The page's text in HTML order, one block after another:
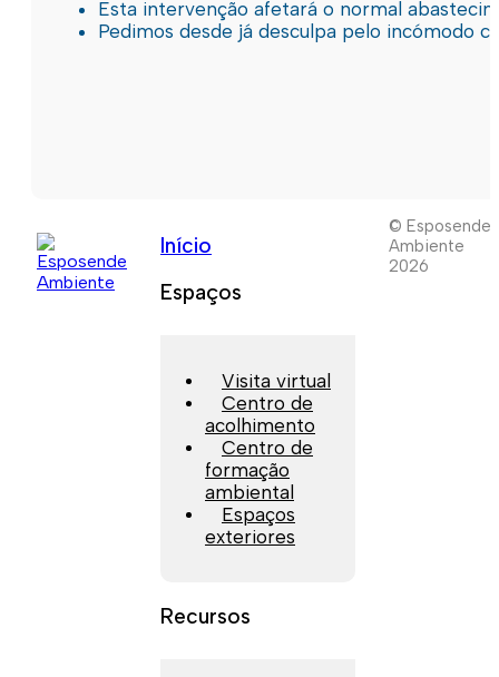
Esta intervenção afetará o normal
Pedimos desde já desculpa pelo incómodo
Início
Espaços
Visita virtual
Centro de
acolhimento
Centro de
formação
ambiental
Espaços
exteriores
Recursos
© Esposende
Ambiente
2026